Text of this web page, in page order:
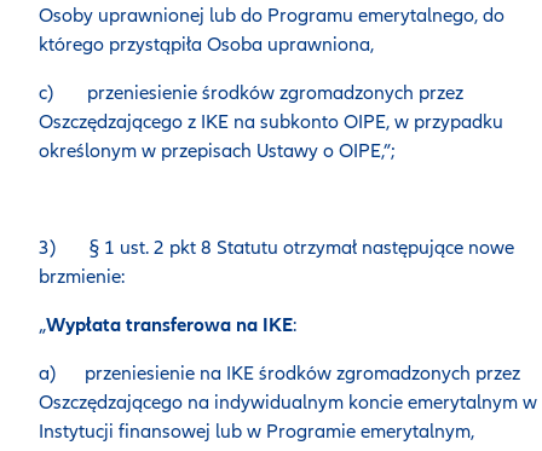
Osoby uprawnionej lub do Programu emerytalnego, do
którego przystąpiła Osoba uprawniona,
c) przeniesienie środków zgromadzonych przez
Oszczędzającego z IKE na subkonto OIPE, w przypadku
określonym w przepisach Ustawy o OIPE,”;
3) § 1 ust. 2 pkt 8 Statutu otrzymał następujące nowe
brzmienie:
„Wypłata transferowa na IKE:
a) przeniesienie na IKE środków zgromadzonych przez
Oszczędzającego na indywidualnym koncie emerytalnym w
Instytucji finansowej lub w Programie emerytalnym,